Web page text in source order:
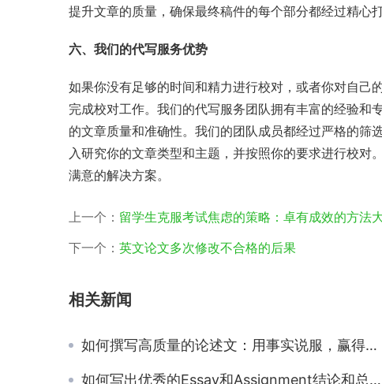
提升文章的质量，确保最终稿件的每个部分都经过精心
六、我们的代写服务优势
如果你没有足够的时间和精力进行校对，或者你对自己
完成校对工作。我们的代写服务团队拥有丰富的经验
的文章质量和准确性。我们的团队成员都经过严格的筛
入研究你的文章类型和主题，并按照你的要求进行校
满意的解决方案。
上一个： 留学生克服考试焦虑的策略：卓有成效的方法
下一个： 英文论文多次修改不合格的后果
相关新闻
如何撰写高质量的论述文：用事实说服，赢得读者心智
如何写出优秀的Essay和Assignment结论和总结部分？ 🏁📝